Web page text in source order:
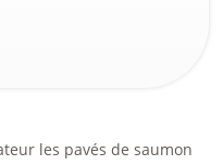
les pavés de saumon